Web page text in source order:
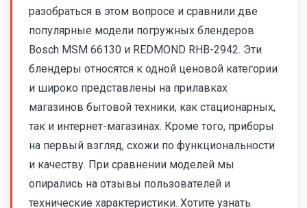
разобраться в этом вопросе и сравнили две
популярные модели погружных блендеров
Bosch MSM 66130 и REDMOND RHB-2942. Эти
блендеры относятся к одной ценовой категории
и широко представлены на прилавках
магазинов бытовой техники, как стационарных,
так и интернет-магазинах. Кроме того, приборы
на первый взгляд, схожи по функциональности
и качеству. При сравнении моделей мы
опирались на отзывы пользователей и
технические характеристики. Хотите узнать